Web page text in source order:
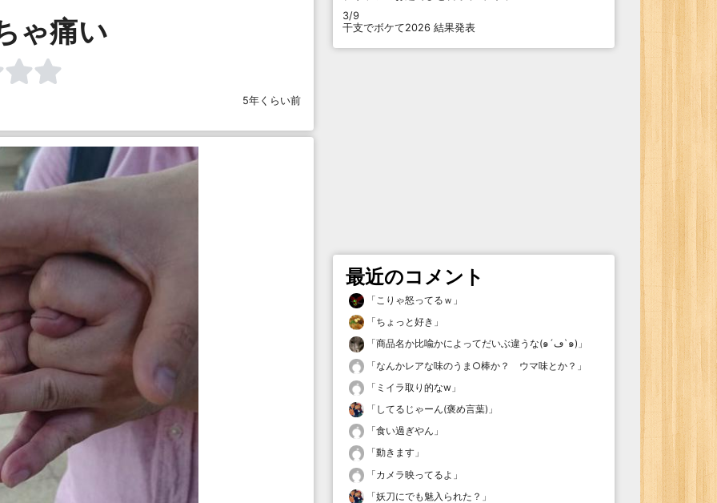
ゃ痛い
5年くらい前
3/9
干支でボケて2026 結果発表
最近のコメント
「こりゃ怒ってるｗ 」
「ちょっと好き 」
「
商品名か比喩かによってだいぶ違うな(๑´ڡ`๑) 」
「なんかレアな味のうま○棒か？ ウマ味とか？ 」
「 ミイラ取り的なw 」
「 してるじゃーん(褒め言葉) 」
「食い過ぎやん 」
「動きます 」
「カメラ映ってるよ 」
「妖刀にでも魅入られた？ 」